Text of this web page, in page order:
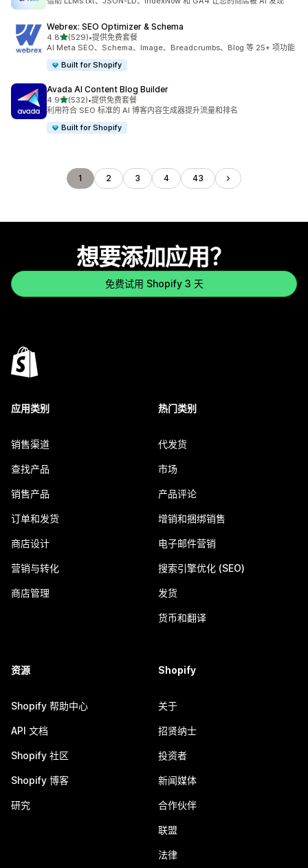
Webrex: SEO Optimizer & Schema
4.8星（满分 5 星）
(529)
总共 529 条评论
•提供免费套餐
AI Meta SEO、Schema、Image、Breadcrumbs、Blog 等 25+ 项功能
Built for Shopify
Avada AI Content Blog Builder
4.9星（满分 5 星）
(532)
总共 532 条评论
•提供免费套餐
利用符合 SEO 标准的 AI 博客内容生成器提升流量和排名
Built for Shopify
1 2 3 4 43
想要添加应用？
免费试用 Shopify 3 天
应用类别
销售渠道
查找产品
销售产品
订单和发货
商店设计
营销与转化
商店管理
热门类别
代发货
市场
产品评论
增销和捆绑销售
电子邮件营销
搜索引擎优化 (SEO)
发货
货币和翻译
资源
Shopify 帮助中心
API 文档
Shopify 社区
Shopify 博客
研究
Shopify
关于
招贤纳士
投资者
新闻媒体
合作伙伴
联盟
法律